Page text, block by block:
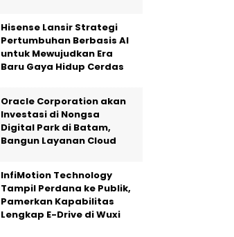
Hisense Lansir Strategi
Pertumbuhan Berbasis AI
untuk Mewujudkan Era
Baru Gaya Hidup Cerdas
Oracle Corporation akan
Investasi di Nongsa
Digital Park di Batam,
Bangun Layanan Cloud
InfiMotion Technology
Tampil Perdana ke Publik,
Pamerkan Kapabilitas
Lengkap E-Drive di Wuxi